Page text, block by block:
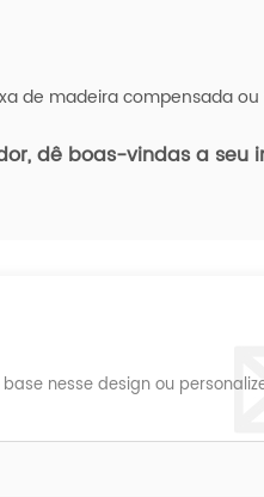
de madeira compensada ou
dê boas-vindas a seu
nesse design ou